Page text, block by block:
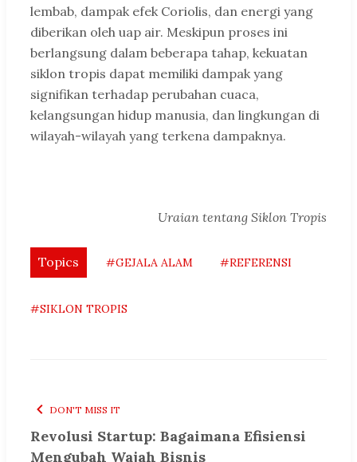
lembab, dampak efek Coriolis, dan energi yang
diberikan oleh uap air. Meskipun proses ini
berlangsung dalam beberapa tahap, kekuatan
siklon tropis dapat memiliki dampak yang
signifikan terhadap perubahan cuaca,
kelangsungan hidup manusia, dan lingkungan di
wilayah-wilayah yang terkena dampaknya.
Uraian tentang Siklon Tropis
Topics #GEJALA ALAM #REFERENSI
#SIKLON TROPIS
DON'T MISS IT
Revolusi Startup: Bagaimana Efisiensi
Mengubah Wajah Bisnis